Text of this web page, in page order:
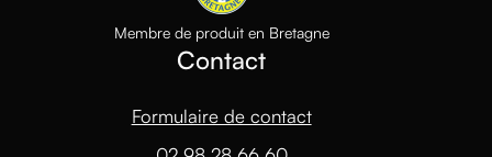
Membre de produit en Bretagne
Contact
Formulaire de contact